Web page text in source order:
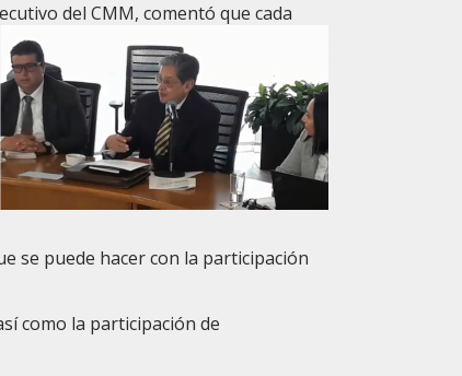
del CMM, comentó que cada
se puede hacer con la participación
como la participación de